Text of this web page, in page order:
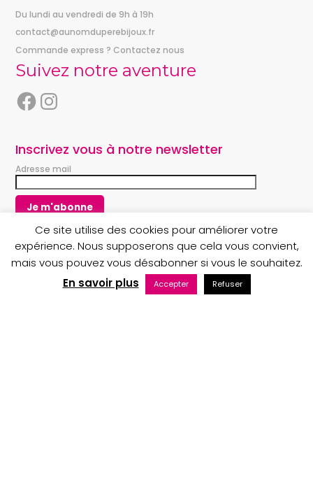
Du lundi au vendredi de 9h à 19h
contact@aunomduperebijoux.fr
Commande express ? Contactez nous
Suivez notre aventure
F
e
b
o
k
t
a
g
a
m
Inscrivez vous à notre newsletter
Adresse mail
Copyright © 2023 Au nom du Père boutique
Maintenance web par Bluekat Digital
Ce site utilise des cookies pour améliorer votre
expérience. Nous supposerons que cela vous convient,
mais vous pouvez vous désabonner si vous le souhaitez.
En savoir plus
Accepter Refuser